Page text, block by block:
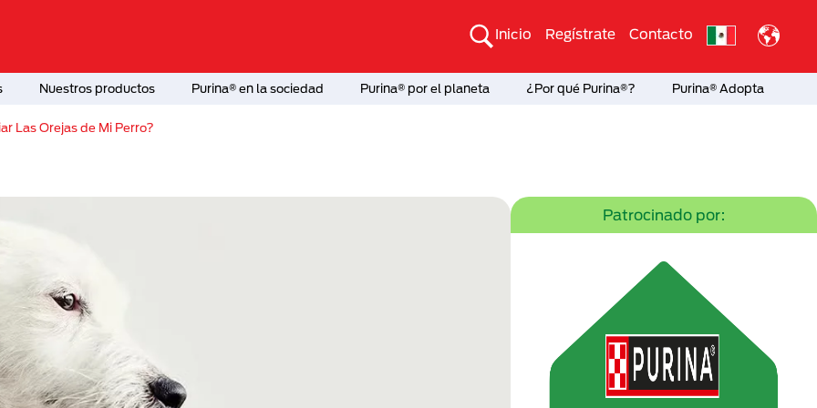
Inicio Regístrate Contacto
Nuestros productos Purina® en la sociedad Purina® por el planeta ¿Por qué Purina®? Purina® Adopta
Las Orejas de Mi Perro?
Patrocinado por: